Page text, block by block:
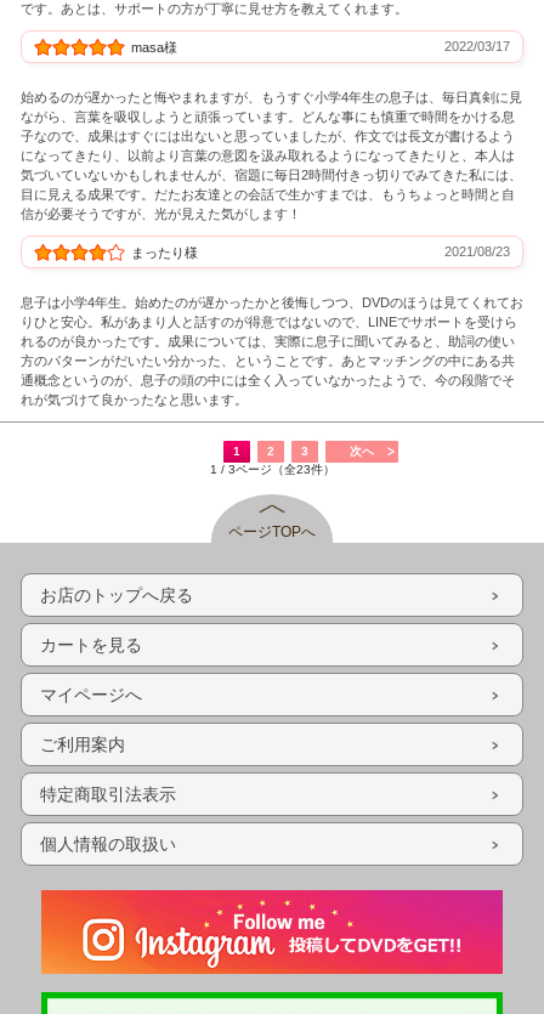
です。あとは、サポートの方が丁寧に見せ方を教えてくれます。
masa様 2022/03/17
始めるのが遅かったと悔やまれますが、もうすぐ小学4年生の息子は、毎日真剣に見
ながら、言葉を吸収しようと頑張っています。どんな事にも慎重で時間をかける息
子なので、成果はすぐには出ないと思っていましたが、作文では長文が書けるよう
になってきたり、以前より言葉の意図を汲み取れるようになってきたりと、本人は
気づいていないかもしれませんが、宿題に毎日2時間付きっ切りでみてきた私には、
目に見える成果です。だたお友達との会話で生かすまでは、もうちょっと時間と自
信が必要そうですが、光が見えた気がします！
まったり様 2021/08/23
息子は小学4年生。始めたのが遅かったかと後悔しつつ、DVDのほうは見てくれてお
りひと安心。私があまり人と話すのが得意ではないので、LINEでサポートを受けら
れるのが良かったです。成果については、実際に息子に聞いてみると、助詞の使い
方のパターンがだいたい分かった、ということです。あとマッチングの中にある共
通概念というのが、息子の頭の中には全く入っていなかったようで、今の段階でそ
れが気づけて良かったなと思います。
1 2 3
次へ
1 / 3ページ（全23件）
ページTOPへ
お店のトップへ戻る
カートを見る
マイページへ
ご利用案内
特定商取引法表示
個人情報の取扱い